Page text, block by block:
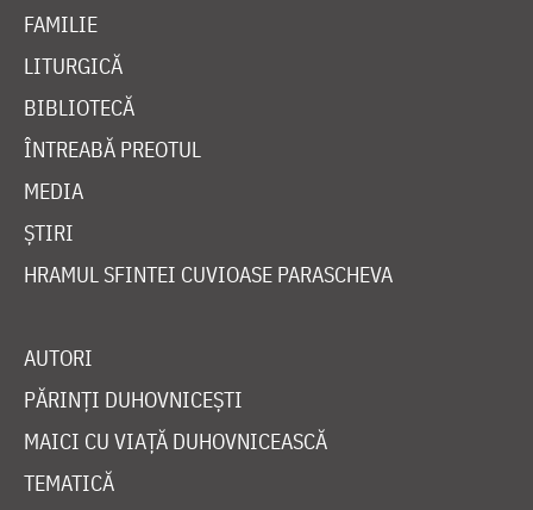
FAMILIE
LITURGICĂ
BIBLIOTECĂ
ÎNTREABĂ PREOTUL
MEDIA
ȘTIRI
HRAMUL SFINTEI CUVIOASE PARASCHEVA
AUTORI
PĂRINȚI DUHOVNICEȘTI
MAICI CU VIAȚĂ DUHOVNICEASCĂ
TEMATICĂ